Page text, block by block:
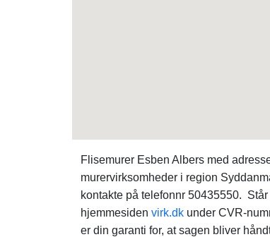
Flisemurer Esben Albers med
murervirksomheder i region
kontakte på telefonnr 50435550.
hjemmesiden virk.dk under CVR-
er din garanti for, at sagen bliver